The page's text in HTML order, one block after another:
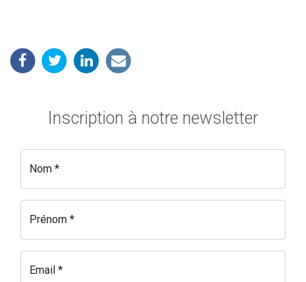
Inscription à notre newsletter
Nom *
Prénom *
Email *